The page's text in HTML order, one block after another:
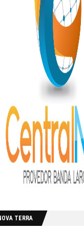
TERRA